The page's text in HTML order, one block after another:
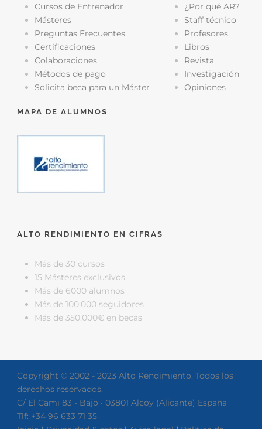
Cursos de Entrenador
Másteres
Preguntas Frecuentes
Certificaciones
Colaboraciones
Métodos de pago
Solicita beca para un Máster
¿Por qué AR?
Staff técnico
Profesores
Libros
Revista
Investigación
Opiniones
MAPA DE ALUMNOS
ALTO RENDIMIENTO EN CIFRAS
Más de 30 cursos
15 Másteres exclusivos
Más de 6000 alumnos
Más de 100.000 seguidores
Más de 350.000€ en becas
Copyright © 2002 - 2023 Alto Rendimiento. Todos los
derechos reservados.
C/ El Cami 83 - Bajo · 03801 Alcoy (Alicante) España
Tlf: +34 96 633 71 35